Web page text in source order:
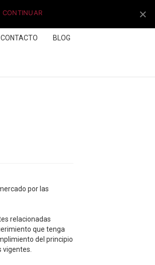
CONTACTO BLOG
por las
relacionadas
que tenga
del principio
vigentes.
CONTINUAR